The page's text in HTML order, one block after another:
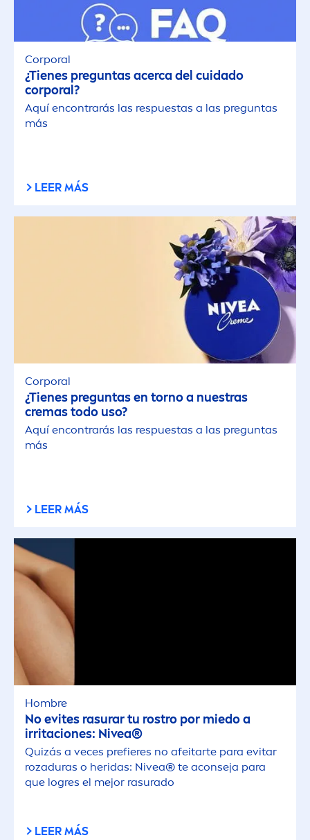
Corporal
¿Tienes preguntas acerca del cuidado
corporal?
Aquí encontrarás las respuestas a las preguntas
más
LEER MÁS
Corporal
¿Tienes preguntas en torno a nuestras
cremas todo uso?
Aquí encontrarás las respuestas a las preguntas
más
LEER MÁS
Hombre
No evites rasurar tu rostro por miedo a
irritaciones: Nivea®
Quizás a veces prefieres no afeitarte para evitar
rozaduras o heridas: Nivea® te aconseja para
que logres el mejor rasurado
LEER MÁS